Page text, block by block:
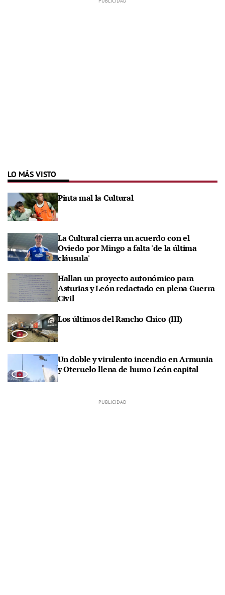
LO MÁS VISTO
Pinta mal la Cultural
La Cultural cierra un acuerdo con el
Oviedo por Mingo a falta 'de la última
cláusula'
Hallan un proyecto autonómico para
Asturias y León redactado en plena Guerra
Civil
Los últimos del Rancho Chico (III)
Un doble y virulento incendio en Armunia
y Oteruelo llena de humo León capital